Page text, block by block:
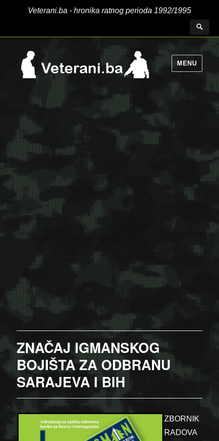
Veterani.ba - hronika ratnog perioda 1992/1995
MENU
ZNAČAJ IGMANSKOG
BOJIŠTA ZA ODBRANU
SARAJEVA I BIH
ZBORNIK
RADOVA